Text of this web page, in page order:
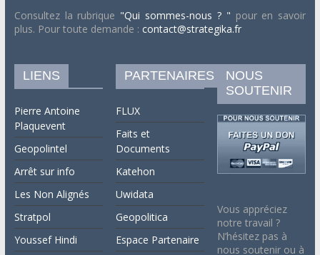
Consultez la rubrique "Qui sommes-nous ? " pour en savoir
plus. Pour toute demande : contact@strategika.fr
LIENS
Pierre Antoine
Plaquevent
Geopolintel
Arrêt sur info
Les Non Alignés
Stratpol
Youssef Hindi
PARTENAIRES
FLUX
Faits et
Documents
Katehon
Uwidata
Geopolitica
Espace Partenaire
NOUS
SOUTENIR
Vous appréciez
notre travail ?
N’hésitez pas à
nous soutenir ou à